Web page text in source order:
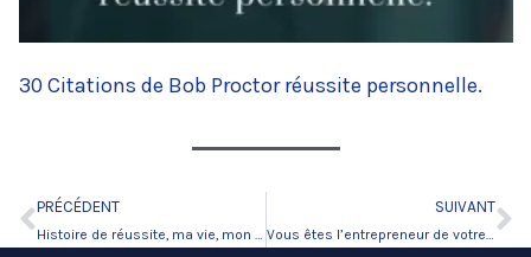
30 Citations de Bob Proctor réussite personnelle.
Précédent
PRÉCÉDENT
Histoire de réussite, ma vie, mon histoire.
SUIVANT
Vous êtes l’entrepreneur de votre vie.